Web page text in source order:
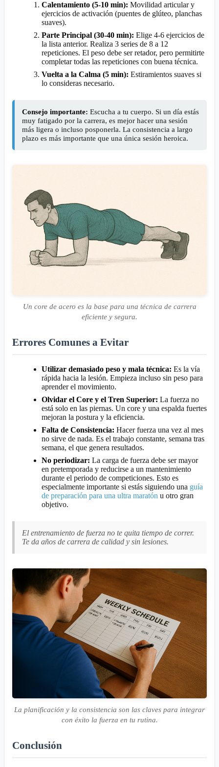
Calentamiento (5-10 min): Movilidad articular y
ejercicios de activación (puentes de glúteo, planchas
suaves).
Parte Principal (30-40 min): Elige 4-6 ejercicios de
la lista anterior. Realiza 3 series de 8 a 12
repeticiones. El peso debe ser retador, pero permitirte
completar todas las repeticiones con buena técnica.
Vuelta a la Calma (5 min): Estiramientos suaves si
lo consideras necesario.
Consejo importante: Escucha a tu cuerpo. Si un día estás
muy fatigado por la carrera, es mejor hacer una sesión
más ligera o incluso posponerla. La consistencia a largo
plazo es más importante que una única sesión heroica.
Un core de acero es la base para una técnica de carrera
eficiente y segura.
Errores Comunes a Evitar
Utilizar demasiado peso y mala técnica: Es la vía
rápida hacia la lesión. Empieza incluso sin peso para
aprender el movimiento.
Olvidar el Core y el Tren Superior: La fuerza no
está solo en las piernas. Un core y una espalda fuertes
mejoran la postura y la eficiencia.
Falta de Consistencia: Hacer fuerza una vez al mes
no sirve de nada. Es el trabajo constante, semana tras
semana, el que genera resultados.
No periodizar: La carga de fuerza debe ser mayor
en pretemporada y reducirse a un mantenimiento
durante el periodo de competiciones. Esto es
especialmente importante si estás siguiendo una guía
de preparación para una ultra maratón u otro gran
objetivo.
El entrenamiento de fuerza no te quita tiempo de correr.
Te da años de carrera de calidad y sin lesiones.
La planificación y la consistencia son las claves para integrar
con éxito la fuerza en tu rutina.
Conclusión